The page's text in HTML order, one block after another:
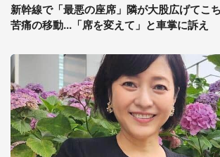
新幹線で「最悪の座席」隣が大股広げてこ
苦痛の移動...「席を変えて」と車掌に訴え